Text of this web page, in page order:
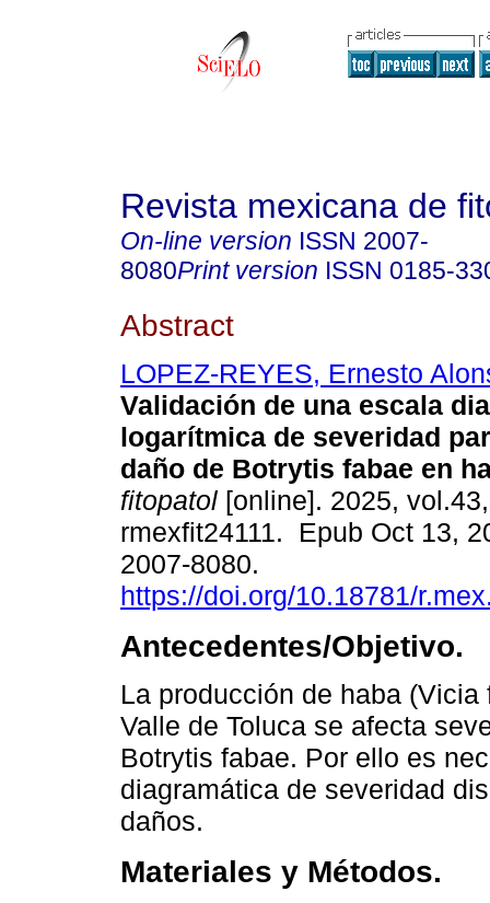
Revista mexicana de
On-line version ISSN 2007-
8080Print version ISSN 0185-
Abstract
LOPEZ-REYES, Ernesto
Validación de una escala
logarítmica de severidad
daño de Botrytis fabae en
fitopatol [online]. 2025,
rmexfit24111. Epub Oct 13,
2007-8080.
https://doi.org/10.18781/
Antecedentes/Objetivo.
La producción de haba (Vicia
Valle de Toluca se afecta
Botrytis fabae. Por ello es
diagramática de severidad
daños.
Materiales y Métodos.